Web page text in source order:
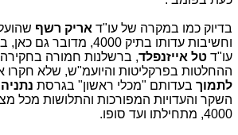
בדיוק כמו במקרה של עו"ד אריק רשף
וחשיבות עדותו בתיק 4000,
עו"ד טל אייזנפלד, ברשלנות חמורה בחקירה
ההחלטות בפרקליטות והיועמ"ש, שלא חקרו
לתמוך בעדותם "מכלי ראשון" בגרסת
השקר והעדויות המפורכות והתלושות מכל
4000, מתחילתו ועד סופו.